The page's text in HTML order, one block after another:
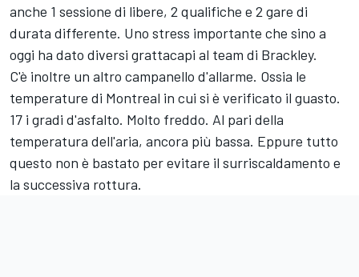
anche 1 sessione di libere, 2 qualifiche e 2 gare di
durata differente. Uno stress importante che sino a
oggi ha dato diversi grattacapi al team di Brackley.
C'è inoltre un altro campanello d'allarme. Ossia le
temperature di Montreal in cui si è verificato il guasto.
17 i gradi d'asfalto. Molto freddo. Al pari della
temperatura dell'aria, ancora più bassa. Eppure tutto
questo non è bastato per evitare il surriscaldamento e
la successiva rottura.